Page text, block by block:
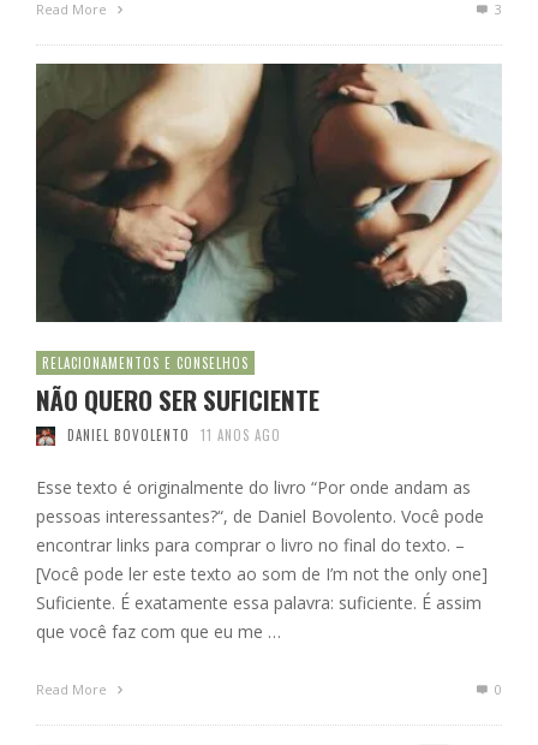
Read More 3
RELACIONAMENTOS E CONSELHOS
NÃO QUERO SER SUFICIENTE
DANIEL BOVOLENTO 11 ANOS AGO
Esse texto é originalmente do livro “Por onde andam as
pessoas interessantes?“, de Daniel Bovolento. Você pode
encontrar links para comprar o livro no final do texto. –
[Você pode ler este texto ao som de I’m not the only one]
Suficiente. É exatamente essa palavra: suficiente. É assim
que você faz com que eu me …
Read More 0